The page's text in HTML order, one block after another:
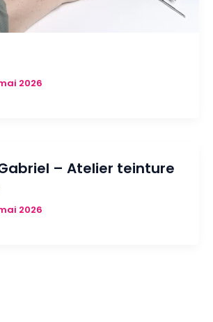
2026
Gabriel – Atelier teinture
2026